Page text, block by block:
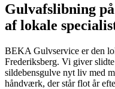
Gulvafslibning
af lokale
BEKA Gulvservice er den
Frederiksberg. Vi giver
sildebensgulve nyt liv med
håndværk, der står flot år